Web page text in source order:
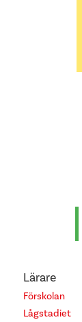
Lärare
Förskolan
Lågstadiet